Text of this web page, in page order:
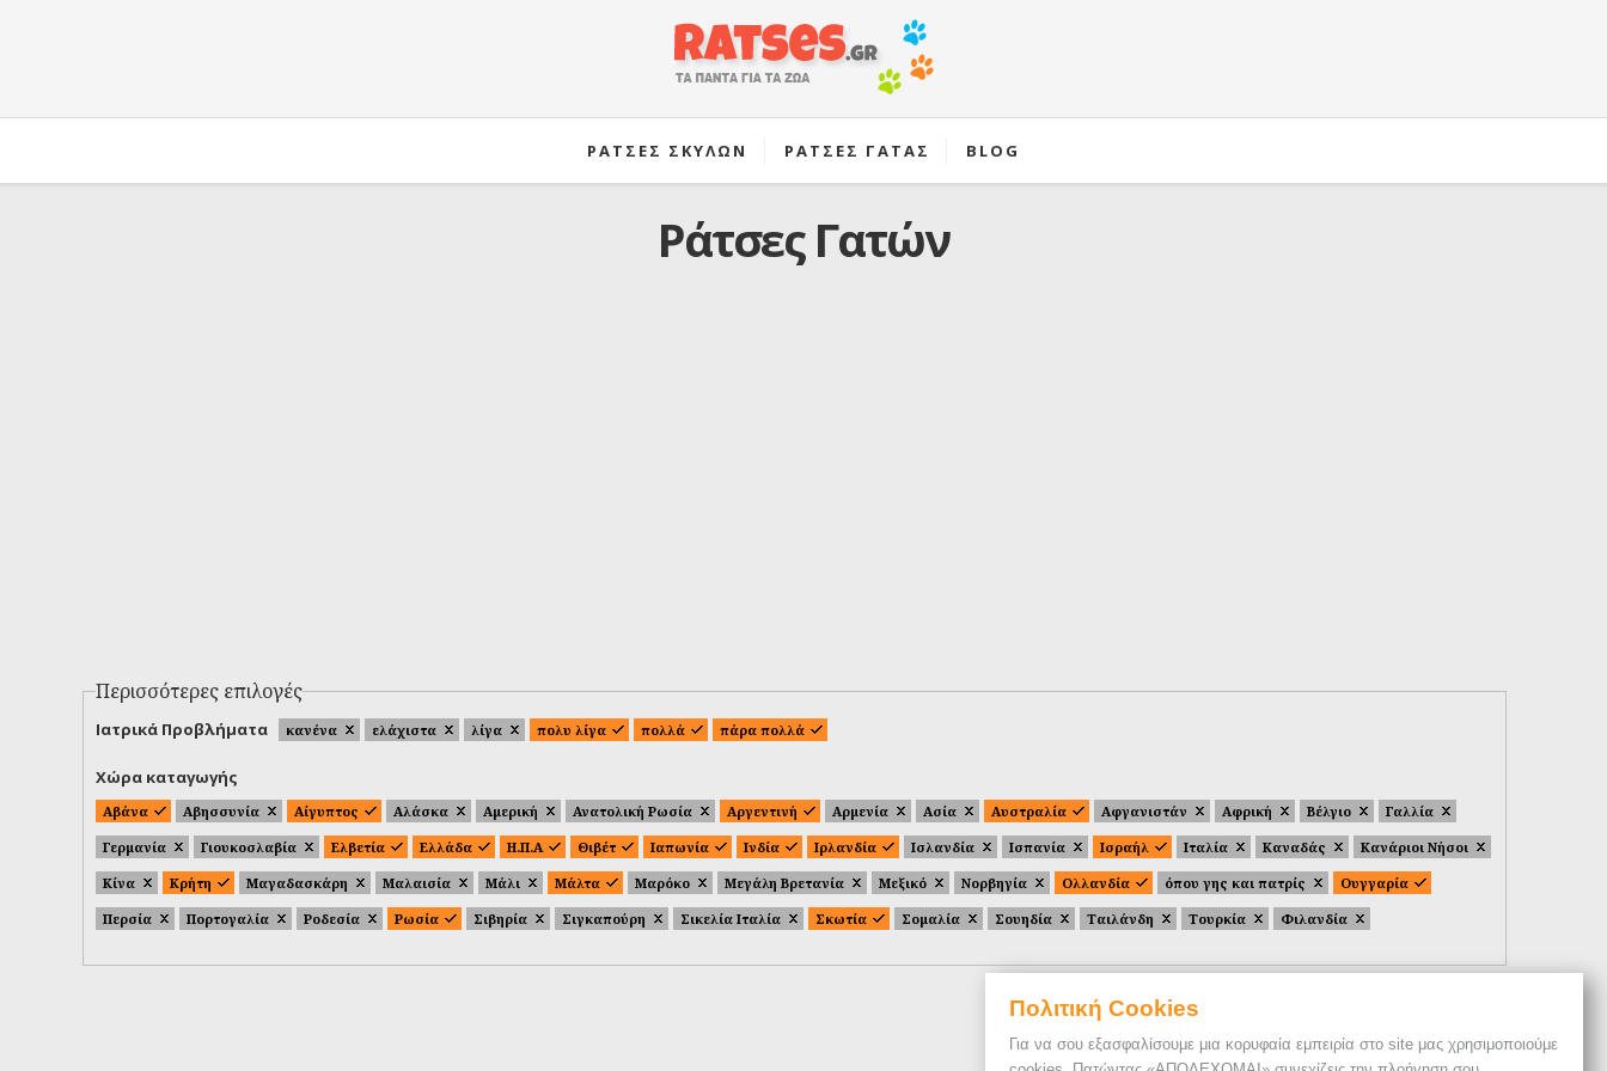
Πολιτική Cookies
Για να σου εξασφαλίσουμε μια κορυφαία εμπειρία στο site μας χρησιμοποιούμε
ΡΑΤΣΕΣ ΣΚΥΛΩΝ ΡΑΤΣΕΣ ΓΑΤΑΣ BLOG
Ράτσες Γατών
Περισσότερες επιλογές
Ιατρικά Προβλήματα κανένα ελάχιστα λίγα πολυ λίγα πολλά πάρα πολλά
Χώρα καταγωγής
Αβάνα Αβησσυνία Αίγυπτος Αλάσκα Αμερική Ανατολική Ρωσία Αργεντινή Αρμενία Ασία Αυστραλία Αφγανιστάν Αφρική Βέλγιο
Γαλλία
Γερμανία
Γιουκοσλαβία Ελβετία Ελλάδα Η.Π.Α Θιβέτ Ιαπωνία Ινδία Ιρλανδία Ισλανδία Ισπανία Ισραήλ Ιταλία Καναδάς
Κανάριοι Νήσοι
Κίνα
Κρήτη Μαγαδασκάρη Μαλαισία Μάλι Μάλτα Μαρόκο Μεγάλη Βρετανία Μεξικό Νορβηγία Ολλανδία όπου γης και πατρίς
Ουγγαρία
Περσία
Πορτογαλία Ροδεσία Ρωσία Σιβηρία Σιγκαπούρη Σικελία Ιταλία Σκωτία Σομαλία Σουηδία Ταιλάνδη Τουρκία Φιλανδία